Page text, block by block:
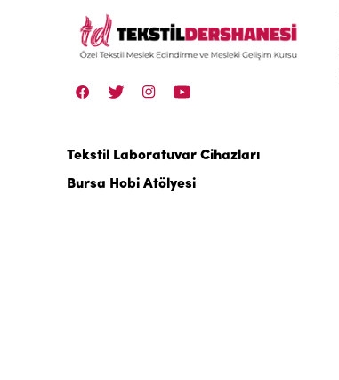
Tekstil Laboratuvar Cihazları
Bursa Hobi Atölyesi